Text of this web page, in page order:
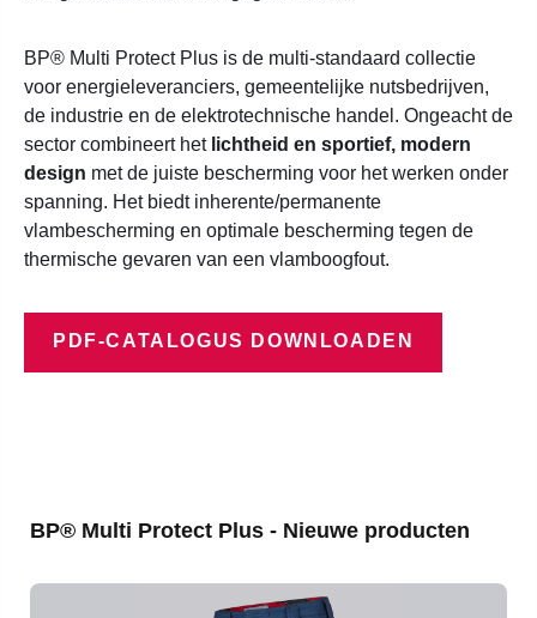
BP® Multi Protect Plus is de multi-standaard collectie
voor energieleveranciers, gemeentelijke nutsbedrijven,
de industrie en de elektrotechnische handel. Ongeacht de
sector combineert het lichtheid en sportief, modern
design met de juiste bescherming voor het werken onder
spanning. Het biedt inherente/permanente
vlambescherming en optimale bescherming tegen de
thermische gevaren van een vlamboogfout.
PDF-CATALOGUS DOWNLOADEN
Productgalerij overslaan
BP® Multi Protect Plus - Nieuwe producten